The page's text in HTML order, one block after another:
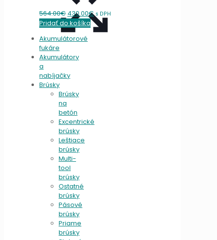
564.00€ Original
price
was:
564.00€.
430.00€Current
price
is:
s DPH
Pridať do košíka
Akumulátorové
fukáre
Akumulátory
a
nabíjačky
Brúsky
Brúsky
na
betón
Excentrické
brúsky
Leštiace
brúsky
Multi-
tool
brúsky
Ostatné
brúsky
Pásové
brúsky
Priame
brúsky